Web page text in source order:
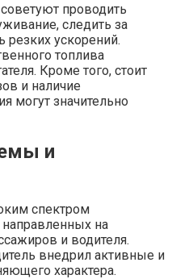
проводить
следить за
резких ускорений.
топлива
Кроме того, стоит
и наличие
могут значительно
и
спектром
на
и водителя.
внедрил активные и
характера.